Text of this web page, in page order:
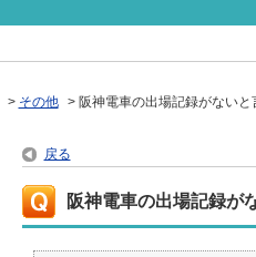
> その他 > 阪神電車の出場記録がない
戻る
阪神電車の出場記録が